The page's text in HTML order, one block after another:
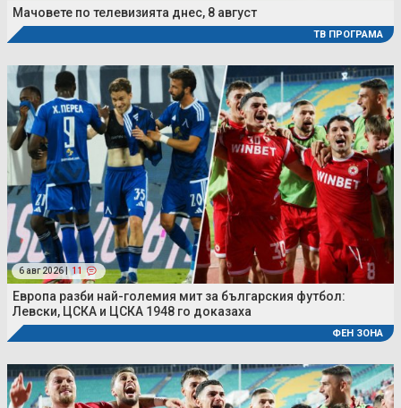
Мачовете по телевизията днес, 8 август
ТВ ПРОГРАМА
6 авг 2026 | 11
Европа разби най-големия мит за българския футбол:
Левски, ЦСКА и ЦСКА 1948 го доказаха
ФЕН ЗОНА